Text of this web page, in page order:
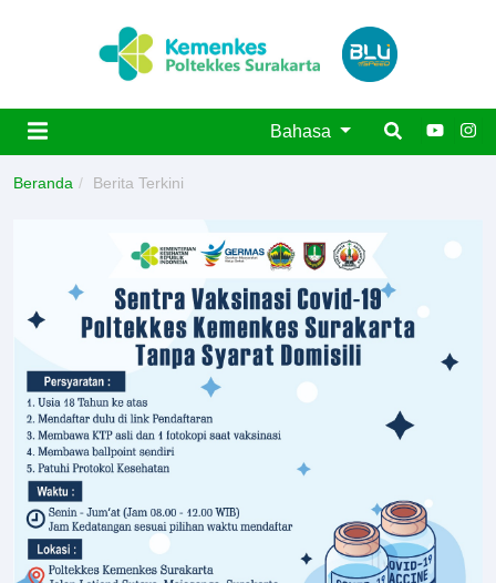
Bahasa
Beranda Berita Terkini